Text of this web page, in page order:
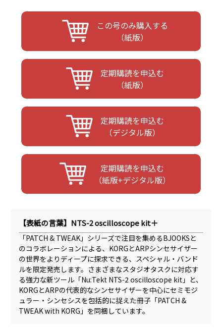
この号のみ購入する
（紙版）
定期購読を申込む
（紙版）
定期購読を申込む
（デジタル版）
定期購読を申込む
（紙版+デジタル版）
【表紙の言葉】NTS-2 oscilloscope kit＋
「PATCH & TWEAK」シリーズで注目を集めるBJOOKSと
のコラボレーションによる、KORGとARPシンセサイザー
の世界をよりディープに探求できる、スペシャル・バンド
ルを限定発売します。さまざまなスタジオタスクに対応す
る強力な新ツール「Nu:Tekt NTS-2 oscilloscope kit」と、
KORGとARPの代表的なシンセサイザーを中心にセミモジ
ュラー・シンセシスを包括的に捉えた冊子「PATCH &
TWEAK with KORG」を同梱しています。